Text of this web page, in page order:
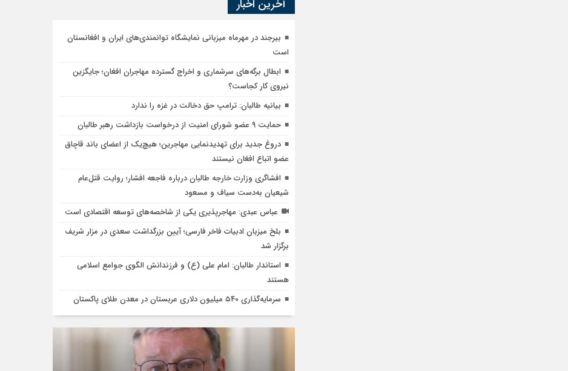
آخرین اخبار
بیرجند در مهرماه میزبانی نمایشگاه توانمندی‌های ایران و افغانستان
است
ابطال برگه‌های سرشماری و اخراج گسترده مهاجران افغان؛ جایگزین
نیروی کار کجاست؟
بیانیه طالبان: ترامپ حق دخالت در غزه را ندارد
حمایت ۹ عضو شورای امنیت از درخواست بازداشت رهبر طالبان
دروغ جدید برای تهدیدنمایی مهاجرین؛ هیچ‌یک از اعضای باند قاچاق
عضو اتباع افغان نیستند
افشاگری وزارت خارجه طالبان درباره فاجعه افشار؛ روایت قتل‌عام
شیعیان به‌دست سیاف و مسعود
عباس عبدی: مهاجرپذیری یکی از شاخصه‌های توسعه اقتصادی است
بلخ میزبان ادبیات فاخر فارسی؛ آیین بزرگداشت سعدی در مزار شریف
برگزار شد
استاندار طالبان: امام علی (ع) و فرزندانش الگوی جوامع اسلامی
هستند
سرمایه‌گذاری ۵۴۰ میلیون دلاری عربستان در معدن طلای پاکستان